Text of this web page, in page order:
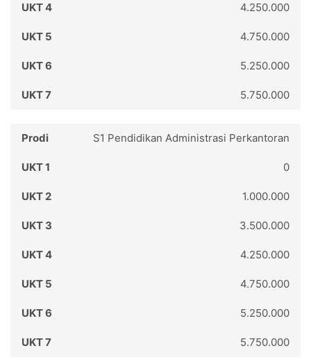
4.250.000
4.750.000
5.250.000
5.750.000
S1 Pendidikan Administrasi Perkantoran
0
1.000.000
3.500.000
4.250.000
4.750.000
5.250.000
5.750.000